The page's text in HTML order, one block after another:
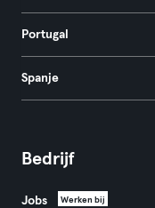
Portugal
Spanje
Bedrijf
Jobs Werken bij